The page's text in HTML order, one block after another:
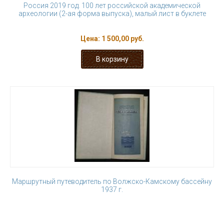
Россия 2019 год. 100 лет российской академической
археологии (2-ая форма выпуска), малый лист в буклете
Цена: 1 500,00 руб.
Маршрутный путеводитель по Волжско-Камскому бассейну
1937 г.